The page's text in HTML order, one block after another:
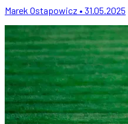
Marek Ostapowicz • 31.05.2025